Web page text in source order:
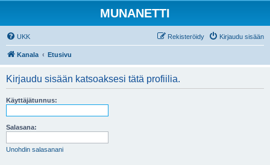
MUNANETTI
UKK Kirjaudu sisään
Rekisteröidy
Kanala Etusivu
Kirjaudu sisään katsoaksesi tätä profiilia.
Käyttäjätunnus:
Salasana:
Unohdin salasanani